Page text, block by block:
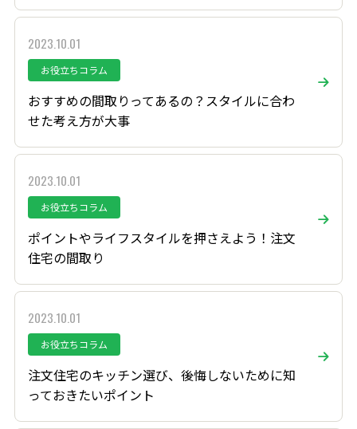
2023.10.01
お役立ちコラム
おすすめの間取りってあるの？スタイルに合わ
せた考え方が大事
2023.10.01
お役立ちコラム
ポイントやライフスタイルを押さえよう！注文
住宅の間取り
2023.10.01
お役立ちコラム
注文住宅のキッチン選び、後悔しないために知
っておきたいポイント